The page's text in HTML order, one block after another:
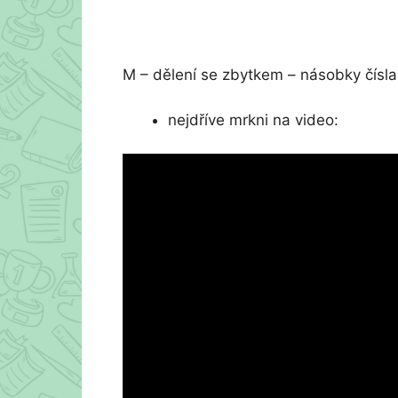
M – dělení se zbytkem – násobky
nejdříve mrkni na video: